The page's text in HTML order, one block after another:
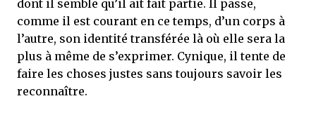
dont il semble qu’il ait fait partie. Il passe,
comme il est courant en ce temps, d’un corps à
l’autre, son identité transférée là où elle sera la
plus à même de s’exprimer. Cynique, il tente de
faire les choses justes sans toujours savoir les
reconnaître.